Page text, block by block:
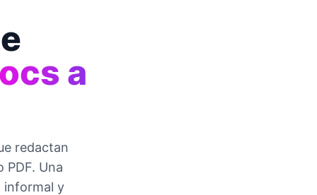
a
redactan
PDF. Una
informal y